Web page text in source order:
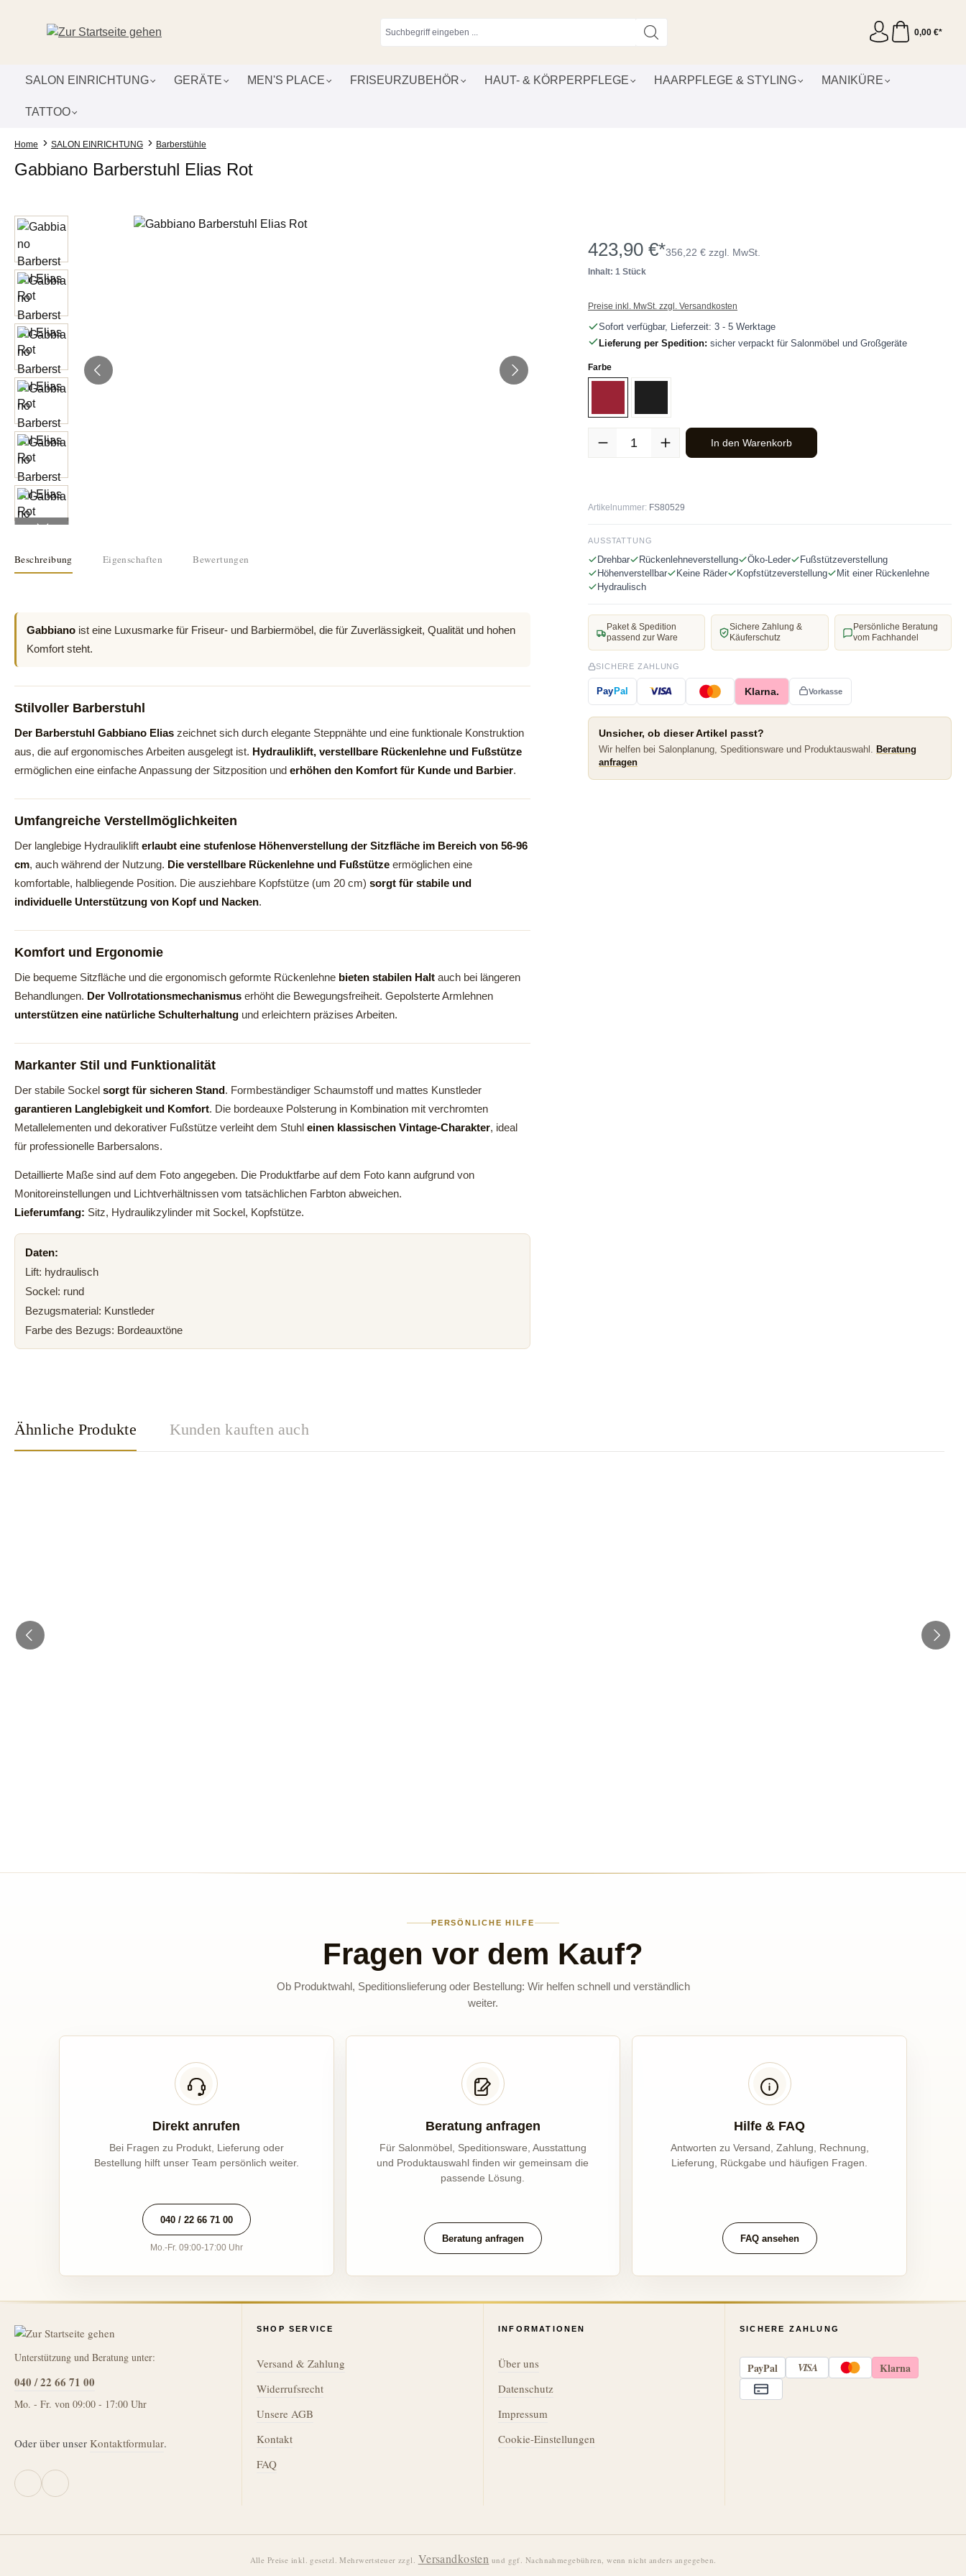
0,00 €*
SALON EINRICHTUNG GERÄTE MEN'S PLACE FRISEURZUBEHÖR HAUT- & KÖRPERPFLEGE HAARPFLEGE & STYLING MANIKÜRE
TATTOO
Home SALON EINRICHTUNG Barberstühle
Gabbiano Barberstuhl Elias Rot
Bildergalerie überspringen
Beschreibung Eigenschaften Bewertungen
Gabbiano ist eine Luxusmarke für Friseur- und Barbiermöbel, die für Zuverlässigkeit, Qualität und hohen
Komfort steht.
Stilvoller Barberstuhl
Der Barberstuhl Gabbiano Elias zeichnet sich durch elegante Steppnähte und eine funktionale Konstruktion
aus, die auf ergonomisches Arbeiten ausgelegt ist. Hydrauliklift, verstellbare Rückenlehne und Fußstütze
ermöglichen eine einfache Anpassung der Sitzposition und erhöhen den Komfort für Kunde und Barbier.
Umfangreiche Verstellmöglichkeiten
Der langlebige Hydrauliklift erlaubt eine stufenlose Höhenverstellung der Sitzfläche im Bereich von 56-96
cm, auch während der Nutzung. Die verstellbare Rückenlehne und Fußstütze ermöglichen eine
komfortable, halbliegende Position. Die ausziehbare Kopfstütze (um 20 cm) sorgt für stabile und
individuelle Unterstützung von Kopf und Nacken.
Komfort und Ergonomie
Die bequeme Sitzfläche und die ergonomisch geformte Rückenlehne bieten stabilen Halt auch bei längeren
Behandlungen. Der Vollrotationsmechanismus erhöht die Bewegungsfreiheit. Gepolsterte Armlehnen
unterstützen eine natürliche Schulterhaltung und erleichtern präzises Arbeiten.
Markanter Stil und Funktionalität
Der stabile Sockel sorgt für sicheren Stand. Formbeständiger Schaumstoff und mattes Kunstleder
garantieren Langlebigkeit und Komfort. Die bordeauxe Polsterung in Kombination mit verchromten
Metallelementen und dekorativer Fußstütze verleiht dem Stuhl einen klassischen Vintage-Charakter, ideal
für professionelle Barbersalons.
Detaillierte Maße sind auf dem Foto angegeben. Die Produktfarbe auf dem Foto kann aufgrund von
Monitoreinstellungen und Lichtverhältnissen vom tatsächlichen Farbton abweichen.
Lieferumfang: Sitz, Hydraulikzylinder mit Sockel, Kopfstütze.
Daten:
Lift: hydraulisch
Sockel: rund
Bezugsmaterial: Kunstleder
Farbe des Bezugs: Bordeauxtöne
423,90 €*356,22 € zzgl. MwSt.
Inhalt: 1 Stück
Preise inkl. MwSt. zzgl. Versandkosten
Sofort verfügbar, Lieferzeit: 3 - 5 Werktage
Lieferung per Spedition: sicher verpackt für Salonmöbel und Großgeräte
Farbeauswählen
Produkt Anzahl: Gib den gewünschten Wert ein oder benutze die Schaltflächen
In den Warenkorb
Artikelnummer: FS80529
AUSSTATTUNG
Drehbar Rückenlehneverstellung Öko-Leder
Fußstützeverstellung
Höhenverstellbar
Keine Räder Kopfstützeverstellung
Mit einer Rückenlehne
Hydraulisch
Paket & Spedition
passend zur Ware
Sichere Zahlung &
Käuferschutz
Persönliche Beratung
vom Fachhandel
SICHERE ZAHLUNG
PayPal Klarna. Vorkasse
Unsicher, ob dieser Artikel passt?
Wir helfen bei Salonplanung, Speditionsware und Produktauswahl. Beratung
anfragen
Ähnliche Produkte Kunden kauften auch
PERSÖNLICHE HILFE
Fragen vor dem Kauf?
Ob Produktwahl, Speditionslieferung oder Bestellung: Wir helfen schnell und verständlich
weiter.
Direkt anrufen
Bei Fragen zu Produkt, Lieferung oder
Bestellung hilft unser Team persönlich weiter.
040 / 22 66 71 00
Mo.-Fr. 09:00-17:00 Uhr
Beratung anfragen
Für Salonmöbel, Speditionsware, Ausstattung
und Produktauswahl finden wir gemeinsam die
passende Lösung.
Beratung anfragen
Hilfe & FAQ
Antworten zu Versand, Zahlung, Rechnung,
Lieferung, Rückgabe und häufigen Fragen.
FAQ ansehen
Unterstützung und Beratung unter:
040 / 22 66 71 00
Mo. - Fr. von 09:00 - 17:00 Uhr
Oder über unser Kontaktformular.
SHOP SERVICE
Versand & Zahlung
Widerrufsrecht
Unsere AGB
Kontakt
FAQ
INFORMATIONEN
Über uns
Datenschutz
Impressum
Cookie-Einstellungen
SICHERE ZAHLUNG
PayPal VISA Klarna
Alle Preise inkl. gesetzl. Mehrwertsteuer zzgl. Versandkosten und ggf. Nachnahmegebühren, wenn nicht anders angegeben.